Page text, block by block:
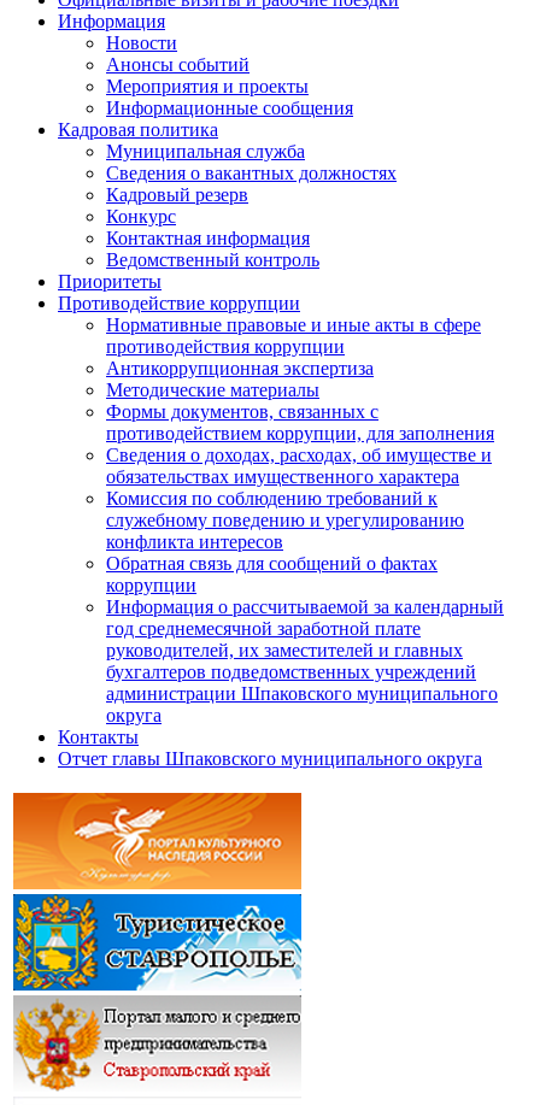
Информация
Новости
Анонсы событий
Мероприятия и проекты
Информационные сообщения
Кадровая политика
Муниципальная служба
Сведения о вакантных должностях
Кадровый резерв
Конкурс
Контактная информация
Ведомственный контроль
Приоритеты
Противодействие коррупции
Нормативные правовые и иные акты в сфере
противодействия коррупции
Антикоррупционная экспертиза
Методические материалы
Формы документов, связанных с
противодействием коррупции, для заполнения
Сведения о доходах, расходах, об имуществе и
обязательствах имущественного характера
Комиссия по соблюдению требований к
служебному поведению и урегулированию
конфликта интересов
Обратная связь для сообщений о фактах
коррупции
Информация о рассчитываемой за календарный
год среднемесячной заработной плате
руководителей, их заместителей и главных
бухгалтеров подведомственных учреждений
администрации Шпаковского муниципального
округа
Контакты
Отчет главы Шпаковского муниципального округа